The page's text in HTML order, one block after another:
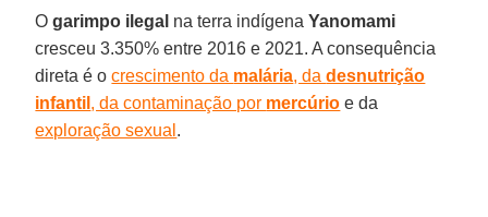
O garimpo ilegal na terra indígenaYanomami
cresceu 3.350% entre 2016 e 2021. A consequência
direta é ocrescimento da malária, dadesnutrição
infantil , da contaminação por mercúrio e da
exploração sexual .